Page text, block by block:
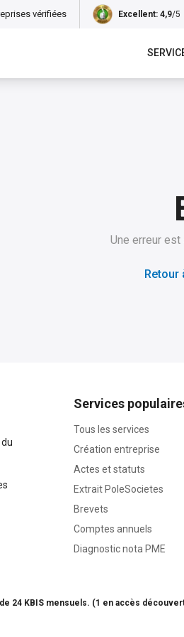
vérifiées Excellent: 4,9/5
Une erreur
Retour
Services
Tous les services
Création entreprise
Actes et statuts
Extrait PoleSocietes
Brevets
Comptes annuels
Diagnostic nota PME
24 KBIS mensuels. (1 en accès